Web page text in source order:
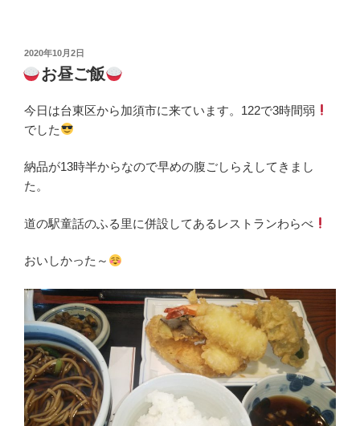
投
稿
日:
2020年10月2日
お昼ご飯
今日は台東区から加須市に来ています。122で3時間弱
でした
納品が13時半からなので早めの腹ごしらえしてきまし
た。
道の駅童話のふる里に併設してあるレストランわらべ
おいしかった～